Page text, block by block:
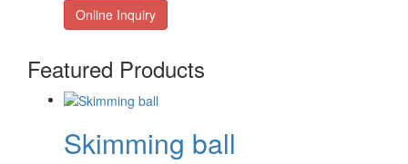
Online Inquiry
Featured Products
Skimming ball